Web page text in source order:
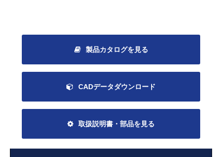
製品カタログを見る
CADデータダウンロード
取扱説明書・部品を見る